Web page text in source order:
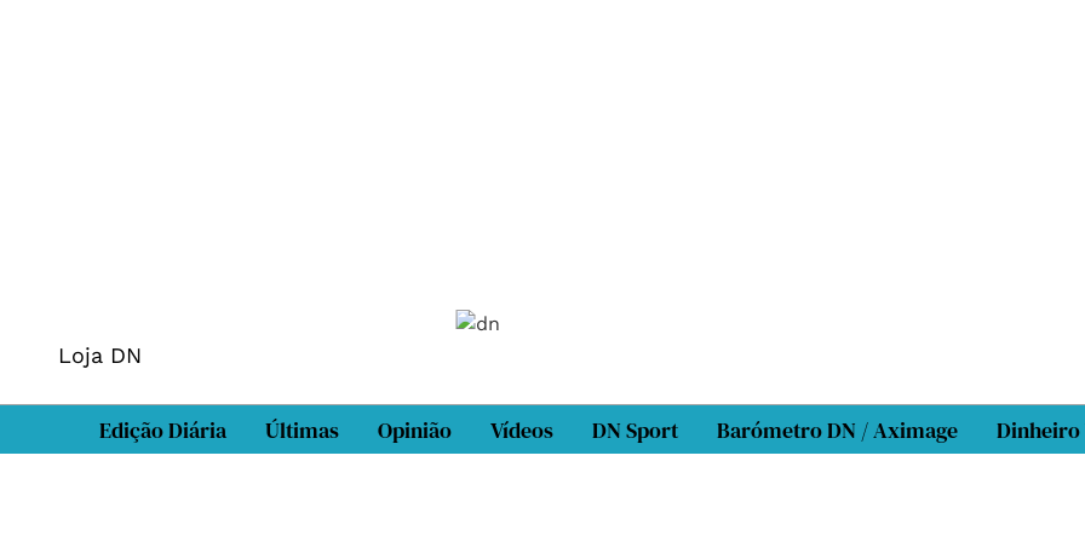
Loja DN
Edição Diária Últimas Opinião Vídeos DN Sport Barómetro DN / Aximage Dinheiro